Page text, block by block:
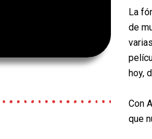
La
de
hoy,
Con
que